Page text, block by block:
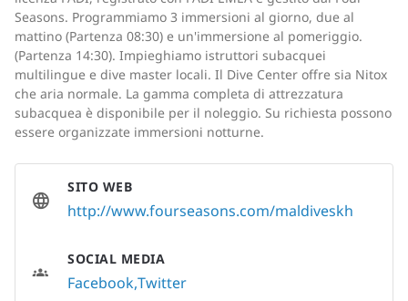
Seasons. Programmiamo 3 immersioni al giorno, due al
mattino (Partenza 08:30) e un'immersione al pomeriggio.
(Partenza 14:30). Impieghiamo istruttori subacquei
multilingue e dive master locali. Il Dive Center offre sia Nitox
che aria normale. La gamma completa di attrezzatura
subacquea è disponibile per il noleggio. Su richiesta possono
essere organizzate immersioni notturne.
SITO WEB
http://www.fourseasons.com/maldiveskh
SOCIAL MEDIA
FacebookTwitter